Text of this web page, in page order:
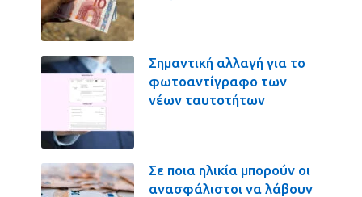
Σημαντική αλλαγή για το
φωτοαντίγραφο των
νέων ταυτοτήτων
Σε ποια ηλικία μπορούν οι
ανασφάλιστοι να λάβουν